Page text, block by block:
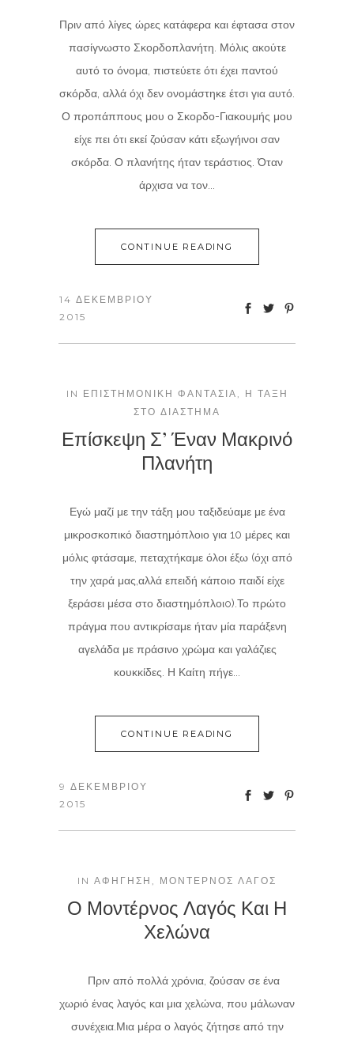
Πριν από λίγες ώρες κατάφερα και έφτασα στον
πασίγνωστο Σκορδοπλανήτη. Μόλις ακούτε
αυτό το όνομα, πιστεύετε ότι έχει παντού
σκόρδα, αλλά όχι δεν ονομάστηκε έτσι για αυτό.
Ο προπάππους μου ο Σκορδο-Γιακουμής μου
είχε πει ότι εκεί ζούσαν κάτι εξωγήινοι σαν
σκόρδα. Ο πλανήτης ήταν τεράστιος. Όταν
άρχισα να τον...
CONTINUE READING
14 ΔΕΚΕΜΒΡΊΟΥ
2015
IN ΕΠΙΣΤΗΜΟΝΙΚΉ ΦΑΝΤΑΣΊΑ , Η ΤΆΞΗ
ΣΤΟ ΔΙΆΣΤΗΜΑ
Επίσκεψη Σ’ Έναν Μακρινό
Πλανήτη
Εγώ μαζί με την τάξη μου ταξιδεύαμε με ένα
μικροσκοπικό διαστημόπλοιο για 10 μέρες και
μόλις φτάσαμε, πεταχτήκαμε όλοι έξω (όχι από
την χαρά μας,αλλά επειδή κάποιο παιδί είχε
ξεράσει μέσα στο διαστημόπλοιo).Το πρώτο
πράγμα που αντικρίσαμε ήταν μία παράξενη
αγελάδα με πράσινο χρώμα και γαλάζιες
κουκκίδες. Η Καίτη πήγε...
CONTINUE READING
9 ΔΕΚΕΜΒΡΊΟΥ
2015
IN ΑΦΉΓΗΣΗ , ΜΟΝΤΈΡΝΟΣ ΛΑΓΌΣ
Ο Μοντέρνος Λαγός Και Η
Χελώνα
Πριν από πολλά χρόνια, ζούσαν σε ένα
χωριό ένας λαγός και μια χελώνα, που μάλωναν
συνέχεια.Μια μέρα ο λαγός ζήτησε από την